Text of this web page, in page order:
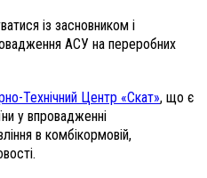
із засновником і
АСУ на переробних
Технічний Центр «Скат», що є
у впровадженні
в комбікормовій,